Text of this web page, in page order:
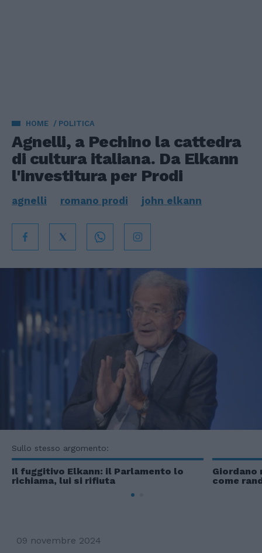
HOME POLITICA
Agnelli, a Pechino la cattedra
di cultura italiana. Da Elkann
l'investitura per Prodi
agnelli romano prodi john elkann
Sullo stesso argomento:
Il fuggitivo Elkann: il Parlamento lo
richiama, lui si rifiuta
Giordano
come
09 novembre 2024